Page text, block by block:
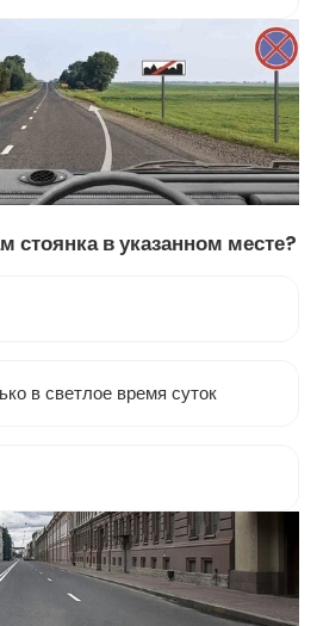
стоянка в указанном месте?
в светлое время суток